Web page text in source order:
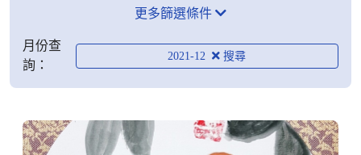
更多篩選條件
月份查
詢：
2021-12